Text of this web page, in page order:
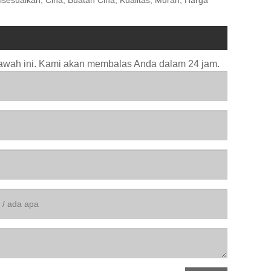
ini. Kami akan membalas Anda dalam 24 jam.